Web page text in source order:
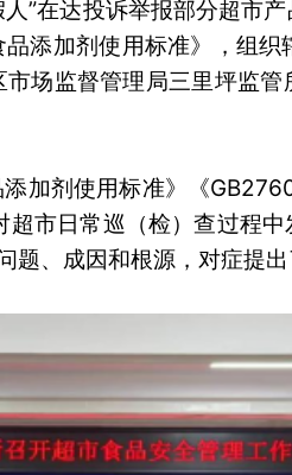
”在达投诉举报部分超市
添加剂使用标准》，组
场监督管理局三里坪监
加剂使用标准》《
市日常巡（检）查过程
、成因和根源，对症提出